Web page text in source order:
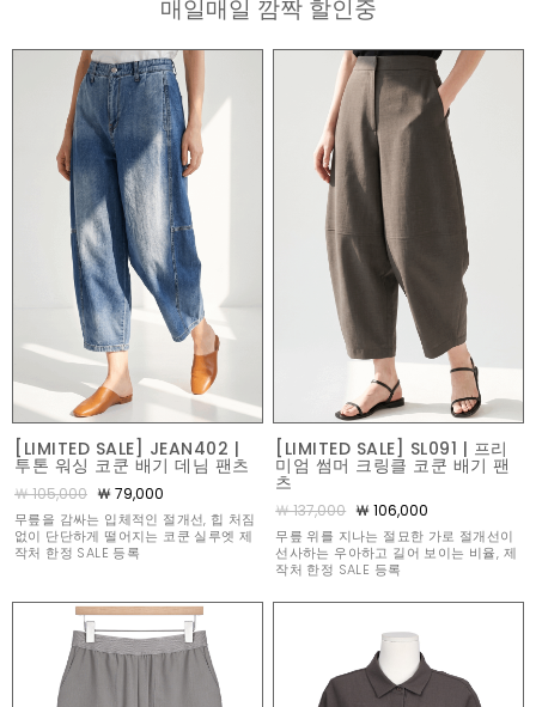
매일매일 깜짝 할인중
[LIMITED SALE] JEAN402 |
투톤 워싱 코쿤 배기 데님 팬츠
￦ 105,000 ￦ 79,000
무릎을 감싸는 입체적인 절개선, 힙 처짐
없이 단단하게 떨어지는 코쿤 실루엣 제
작처 한정 SALE 등록
[LIMITED SALE] SL091 | 프리
미엄 썸머 크링클 코쿤 배기 팬
츠
￦ 137,000 ￦ 106,000
무릎 위를 지나는 절묘한 가로 절개선이
선사하는 우아하고 길어 보이는 비율, 제
작처 한정 SALE 등록